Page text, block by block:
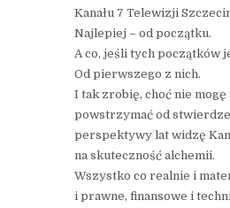
Kanału 7 Telewizji
Najlepiej – od początku.
A co, jeśli tych początków
Od pierwszego z nich.
I tak zrobię, choć nie mogę
powstrzymać od
perspektywy lat widzę
na skuteczność alchemii.
Wszystko co realnie i
i prawne, finansowe i